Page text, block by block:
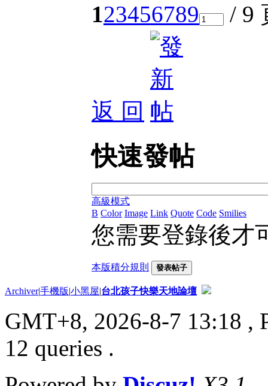
123456789 / 9
返 回
快速發帖
高級模式
B Color Image Link Quote Code Smilies
您需要登錄後才
本版積分規則 發表帖子
Archiver|手機版|小黑屋|台北孩子快樂天地論壇
GMT+8, 2026-8-7 13:18 ,
12 queries .